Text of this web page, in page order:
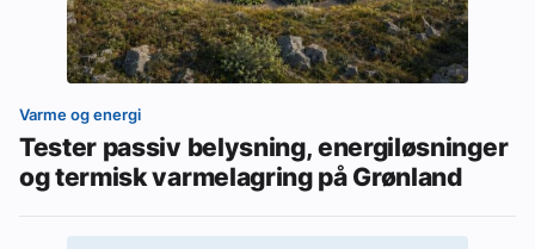
Varme og energi
Tester passiv belysning, energiløsninger
og termisk varmelagring på Grønland